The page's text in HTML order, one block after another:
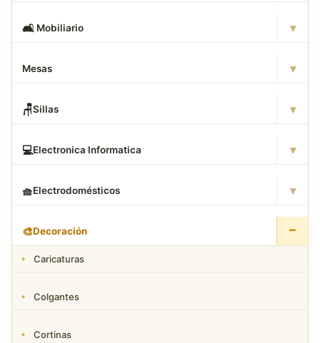
🛋 ️ Mobiliario ▾
Mesas ▾
🪑Sillas ▾
💻Electronica Informatica ▾
🧺Electrodomésticos ▾
🎨Decoración −
Caricaturas
Colgantes
Cortinas